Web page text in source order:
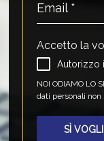
Email *
Accetto la
Autorizzo
NOI ODIAMO LO
dati personali
SÌ